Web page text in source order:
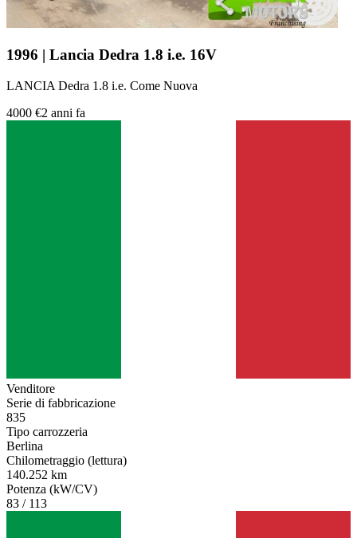
1996 | Lancia Dedra 1.8 i.e. 16V
LANCIA Dedra 1.8 i.e. Come Nuova
4000 €2 anni fa
Venditore
Serie di fabbricazione
835
Tipo carrozzeria
Berlina
Chilometraggio (lettura)
140.252 km
Potenza (kW/CV)
83 / 113